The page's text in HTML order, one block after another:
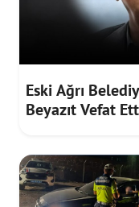
Eski Ağrı
Beyazıt Vefat